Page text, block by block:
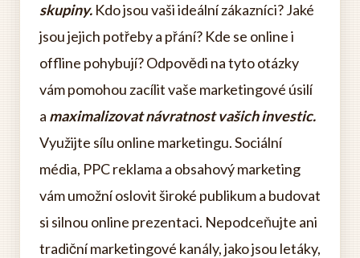
skupiny. Kdo jsou vaši ideální zákazníci? Jaké
jsou jejich potřeby a přání? Kde se online i
offline pohybují? Odpovědi na tyto otázky
vám pomohou zacílit vaše marketingové úsilí
a maximalizovat návratnost vašich investic.
Využijte sílu online marketingu. Sociální
média, PPC reklama a obsahový marketing
vám umožní oslovit široké publikum a budovat
si silnou online prezentaci. Nepodceňujte ani
tradiční marketingové kanály, jako jsou letáky,